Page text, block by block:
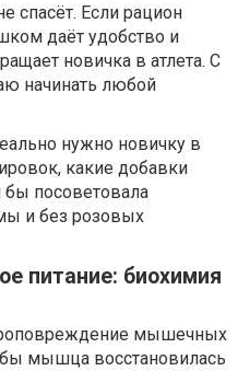
спасёт. Если рацион
даёт удобство и
новичка в атлета. С
начинать любой
нужно новичку в
какие добавки
бы посоветовала
и без розовых
питание: биохимия
мышечных
мышца восстановилась